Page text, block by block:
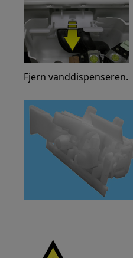
Fjern vanddispenseren.